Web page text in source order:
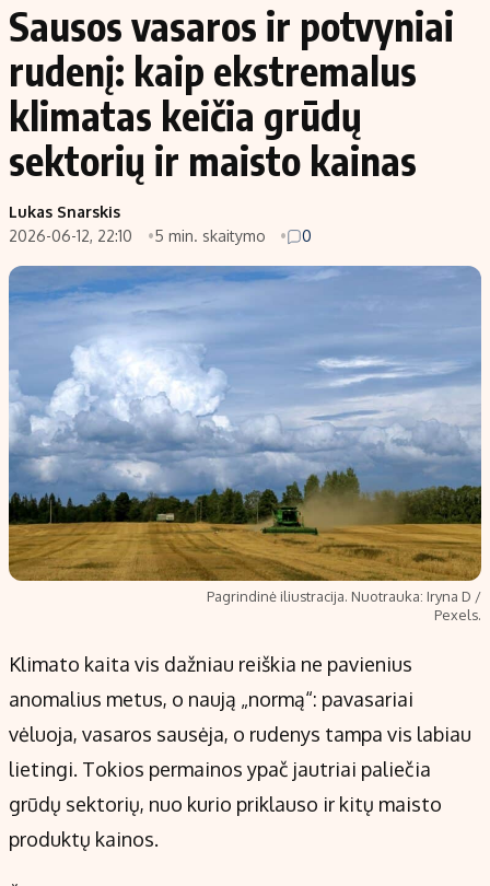
Sausos vasaros ir potvyniai
rudenį: kaip ekstremalus
klimatas keičia grūdų
sektorių ir maisto kainas
Lukas Snarskis
2026-06-12, 22:10
5 min. skaitymo 0
Pagrindinė iliustracija. Nuotrauka: Iryna D /
Pexels.
Klimato kaita vis dažniau reiškia ne pavienius
anomalius metus, o naują „normą“: pavasariai
vėluoja, vasaros sausėja, o rudenys tampa vis labiau
lietingi. Tokios permainos ypač jautriai paliečia
grūdų sektorių, nuo kurio priklauso ir kitų maisto
produktų kainos.